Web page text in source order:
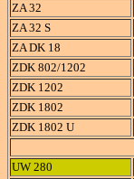
ZA 32
ZA 32 S
ZA DK 18
ZDK 802/1202
ZDK 1202
ZDK 1802
ZDK 1802 U
UW 280